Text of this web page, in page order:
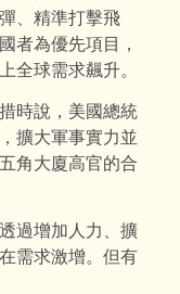
、精準打擊飛
者為優先項目，
全球需求飆升。
時說，美國總統
擴大軍事實力並
角大廈高官的合
過增加人力、擴
需求激增。但有